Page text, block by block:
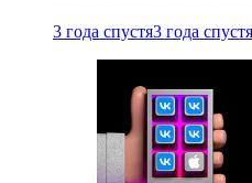
3 года спустя3 года спустя